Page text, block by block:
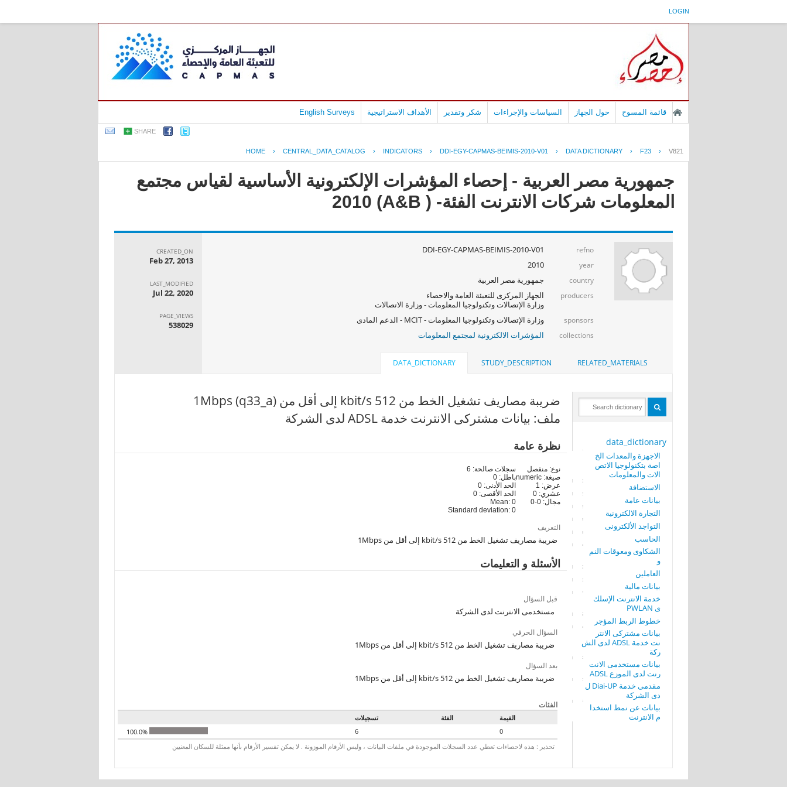
LOGIN
قائمة المسوح حول الجهاز السياسات والإجراءات شكر وتقدير الأهداف الاستراتيجية English Surveys
SHARE
HOME › CENTRAL_DATA_CATALOG › INDICATORS › DDI-EGY-CAPMAS-BEIMIS-2010-V01 › DATA DICTIONARY › F23 › V821
جمهورية مصر العربية - إحصاء المؤشرات الإلكترونية الأساسية لقياس مجتمع
المعلومات شركات الانترنت الفئة- ( A&B) 2010
refno
DDI-EGY-CAPMAS-BEIMIS-2010-V01
year
2010
country جمهورية مصر العربية
producers
الجهاز المركزى للتعبئة العامة والاحصاء
وزارة الإتصالات وتكنولوجيا المعلومات - وزارة الاتصالات
sponsors وزارة الإتصالات وتكنولوجيا المعلومات - MCIT - الدعم المادى
collections المؤشرات الالكترونية لمجتمع المعلومات
CREATED_ON
Feb 27, 2013
LAST_MODIFIED
Jul 22, 2020
PAGE_VIEWS
538029
RELATED_MATERIALS
STUDY_DESCRIPTION
DATA_DICTIONARY
data_dictionary
الاجهزة والمعدات الخ
اصة بتكنولوجيا الاتص
الات والمعلومات
الاستضافة
بيانات عامة
التجارة الالكترونية
التواجد الألكترونى
الحاسب
الشكاوى ومعوقات النم
و
العاملين
بيانات مالية
خدمة الانترنت الإسلك
ى PWLAN
خطوط الربط المؤجر
بيانات مشتركى الانتر
نت خدمة ADSL لدى الش
ركة
بيانات مستخدمى الانت
رنت لدى الموزع ADSL
مقدمى خدمة Diai-UP ل
دى الشركة
بيانات عن نمط استخدا
م الانترنت
ضريبة مصاريف تشغيل الخط من 512 kbit/s إلى أقل من 1Mbps (q33_a)
ملف: بيانات مشتركى الانترنت خدمة ADSL لدى الشركة
نظرة عامة
نوع: منفصل
صيغة: numeric
عرض: 1
عشري: 0
مجال: 0-0
سجلات صالحة: 6
باطل: 0
الحد الأدنى: 0
الحد الأقصى: 0
Mean: 0
Standard deviation: 0
التعريف
ضريبة مصاريف تشغيل الخط من 512 kbit/s إلى أقل من 1Mbps
الأسئلة و التعليمات
قبل السؤال
مستخدمى الانترنت لدى الشركة
السؤال الحرفي
ضريبة مصاريف تشغيل الخط من 512 kbit/s إلى أقل من 1Mbps
بعد السؤال
ضريبة مصاريف تشغيل الخط من 512 kbit/s إلى أقل من 1Mbps
الفئات
القيمة الفئة
تسجيلات
0
6
تحذير : هذه لاحصاءات تعطي عدد السجلات الموجودة في ملفات البيانات ، وليس الأرقام الموزونة . لا يمكن تفسير الأرقام بأنها ممثلة للسكان المعنيين